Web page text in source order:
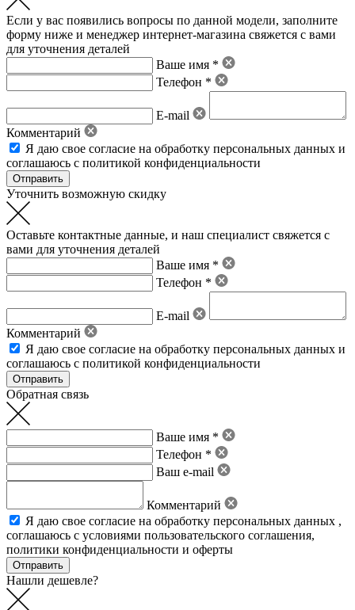
Если у вас появились вопросы по данной модели, заполните
форму ниже и менеджер интернет-магазина свяжется с вами
для уточнения деталей
Ваше имя *
Телефон *
E-mail
Комментарий
Я даю свое согласие на обработку персональных данных и
соглашаюсь с политикой конфиденциальности
Уточнить возможную скидку
Оставьте контактные данные, и наш специалист свяжется с
вами для уточнения деталей
Ваше имя *
Телефон *
E-mail
Комментарий
Я даю свое согласие на обработку персональных данных и
соглашаюсь с политикой конфиденциальности
Обратная связь
Ваше имя *
Телефон *
Ваш e-mail
Комментарий
Я даю свое согласие на обработку персональных данных ,
соглашаюсь с условиями пользовательского соглашения,
политики конфиденциальности и оферты
Нашли дешевле?